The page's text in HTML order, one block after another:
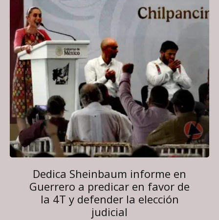
Dedica Sheinbaum informe en
Guerrero a predicar en favor de
la 4T y defender la elección
judicial